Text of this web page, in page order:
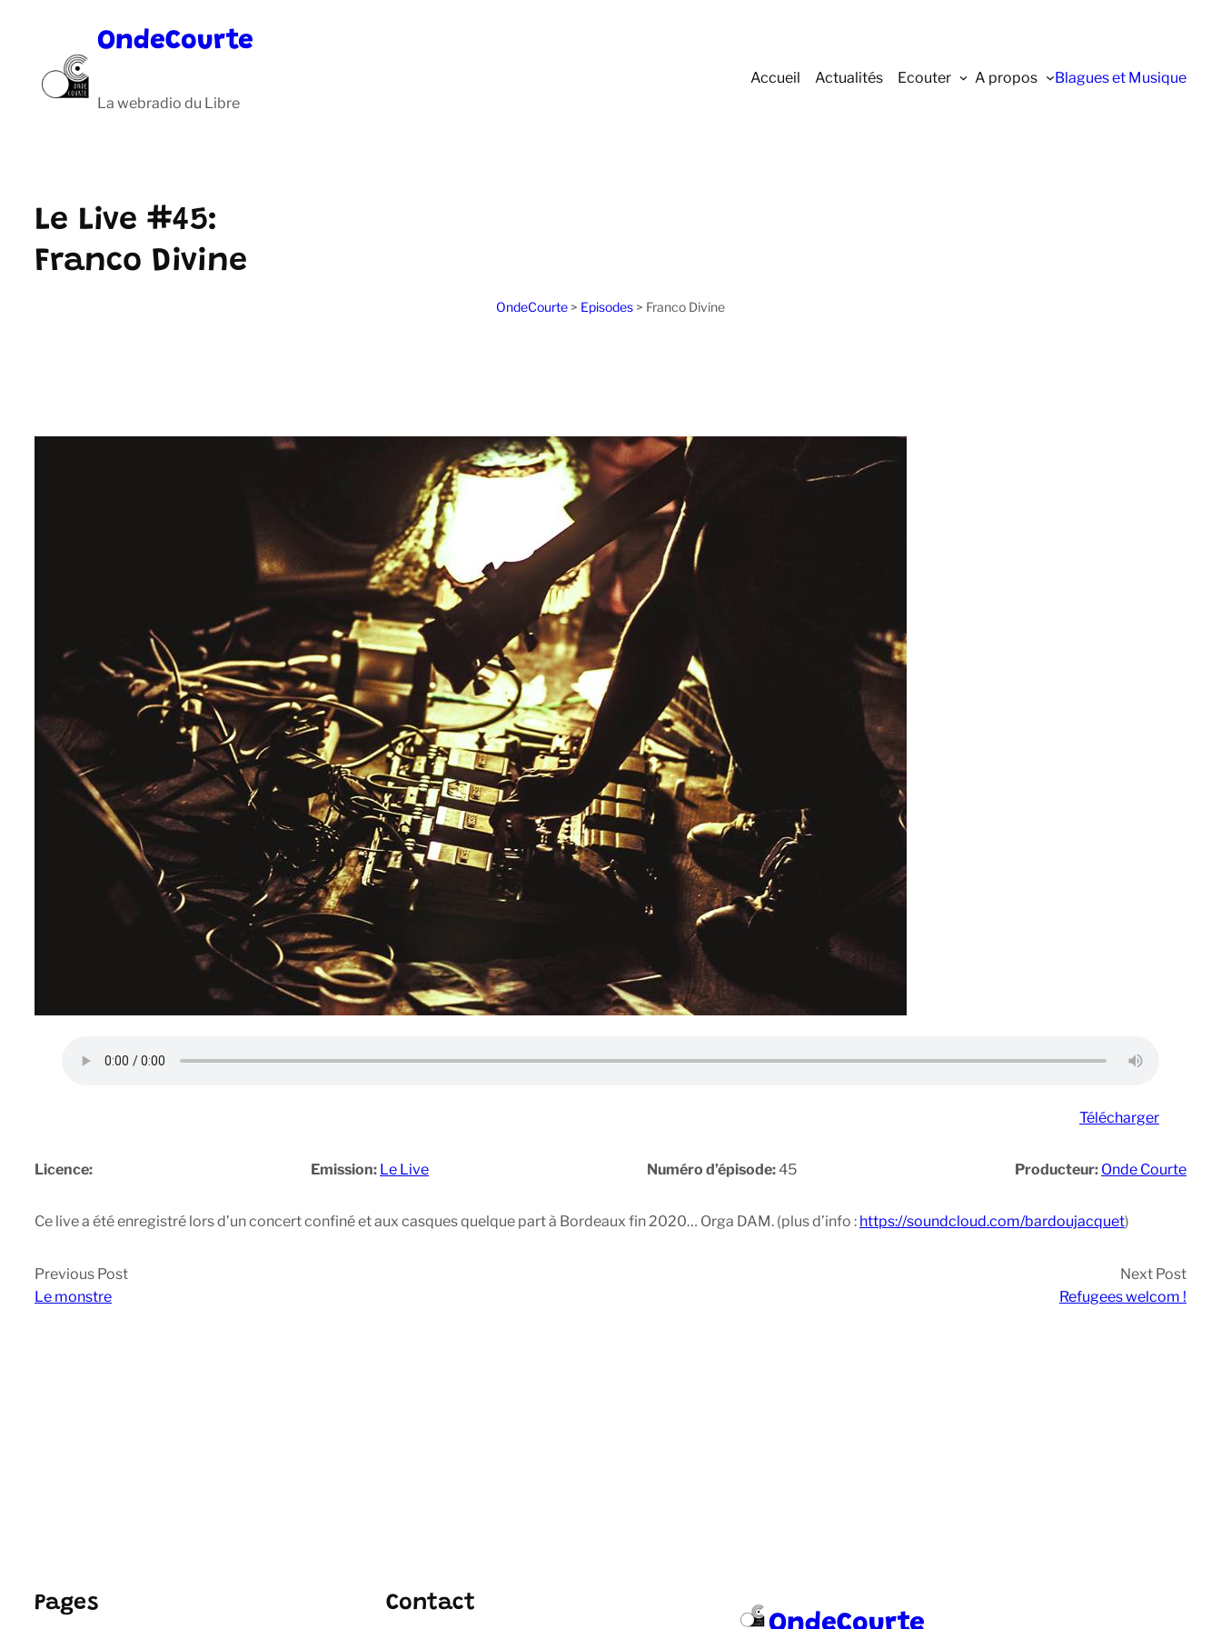
OndeCourte
La webradio du Libre
Accueil Actualités Ecouter A propos Blagues et Musique
Le Live #45:
Franco Divine
OndeCourte > Episodes > Franco Divine
Télécharger
Licence: Emission: Le Live Numéro d’épisode:45 Producteur: Onde Courte
Ce live a été enregistré lors d’un concert confiné et aux casques quelque part à Bordeaux fin 2020… Orga DAM. (plus d’info : https://soundcloud.com/bardoujacquet)
Previous Post
Le monstre
Next Post
Refugees welcom !
Pages Contact